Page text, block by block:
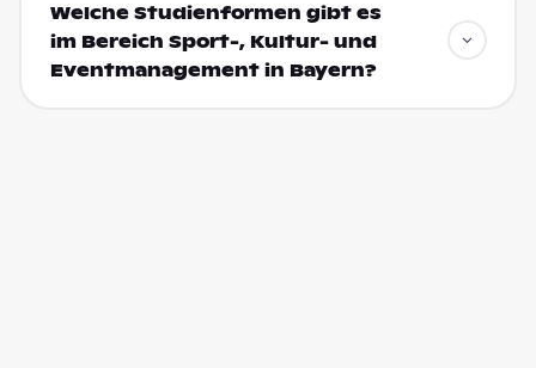
Welche Studienformen gibt es
im Bereich Sport-, Kultur- und
Eventmanagement in Bayern?